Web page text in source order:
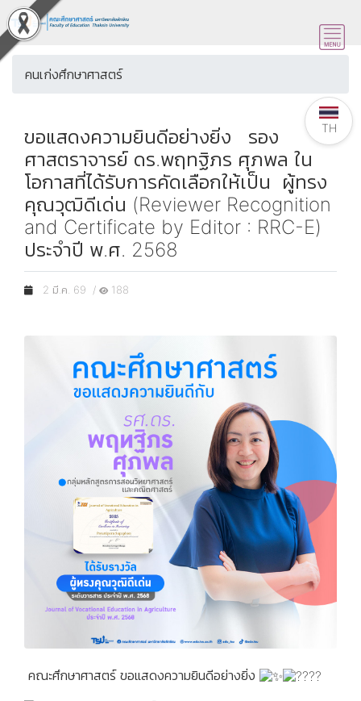
คนเก่งศึกษาศาสตร์
ขอแสดงความยินดีอย่างยิ่ง รอง
ศาสตราจารย์ ดร.พฤทฐิภร ศุภพล ใน
โอกาสที่ได้รับการคัดเลือกให้เป็น ผู้ทรง
คุณวุฒิดีเด่น (Reviewer Recognition
and Certificate by Editor : RRC-E)
ประจำปี พ.ศ. 2568
2 มี.ค. 69 / 188
คณะศึกษาศาสตร์ ขอแสดงความยินดีอย่างยิ่ง
TH